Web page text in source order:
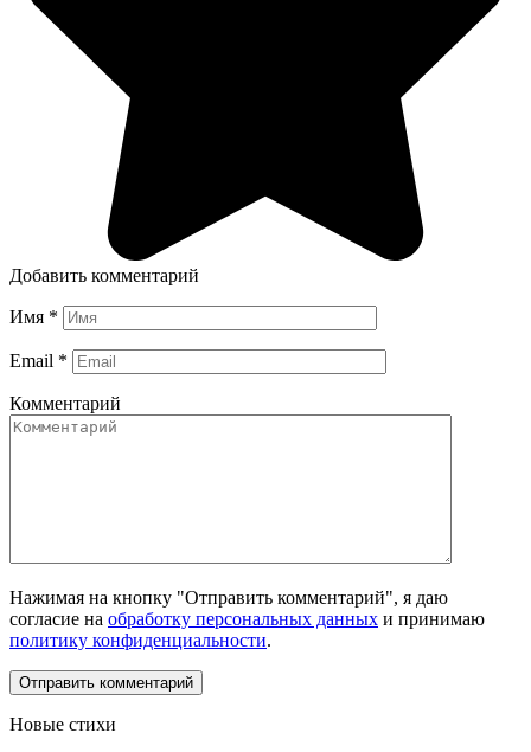
Добавить комментарий
Имя *
Email *
Комментарий
Нажимая на кнопку "Отправить комментарий", я даю
согласие на обработку персональных данных и принимаю
политику конфиденциальности.
Новые стихи